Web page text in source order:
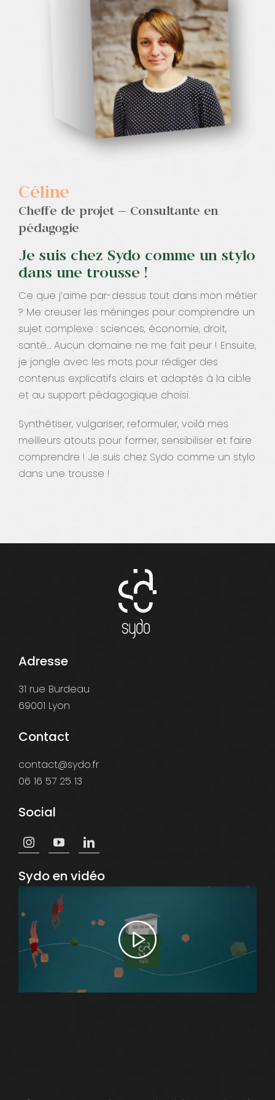
Céline
Cheffe de projet – Consultante en
pédagogie
Je suis chez Sydo comme un stylo
dans une trousse !
Ce que j’aime par-dessus tout dans mon métier
? Me creuser les méninges pour comprendre un
sujet complexe : sciences, économie, droit,
santé… Aucun domaine ne me fait peur ! Ensuite,
je jongle avec les mots pour rédiger des
contenus explicatifs clairs et adaptés à la cible
et au support pédagogique choisi.
Synthétiser, vulgariser, reformuler, voilà mes
meilleurs atouts pour former, sensibiliser et faire
comprendre ! Je suis chez Sydo comme un stylo
dans une trousse !
Adresse
31 rue Burdeau
69001 Lyon
Contact
contact@sydo.fr
06 16 57 25 13
Social
Sydo en vidéo